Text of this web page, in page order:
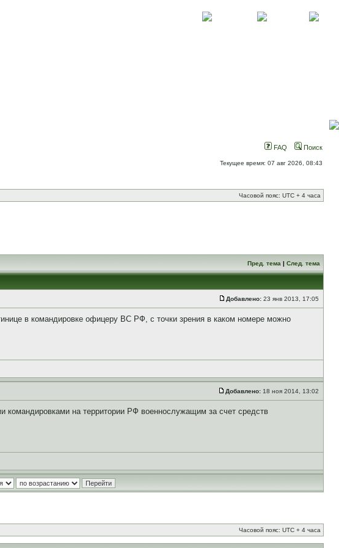
FAQ Поиск
Текущее время: 07 авг 2026, 08:43
Часовой пояс: UTC + 4 часа
Пред. тема | След. тема
Добавлено: 23 янв 2013, 17:05
в командировке офицеру ВС РФ, с точки зрения в каком номере можно
Добавлено: 18 ноя 2014, 13:02
на территории РФ военнослужащим за счет средств
Часовой пояс: UTC + 4 часа